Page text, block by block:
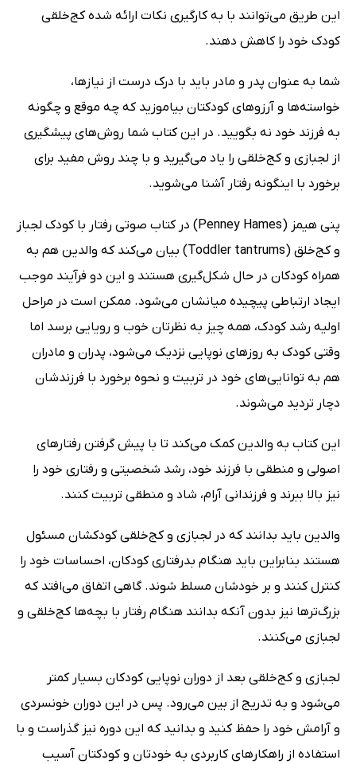
این طریق می‌توانند با به کارگیری نکات ارائه شده کج‌خلقی
کودک خود را کاهش دهند.
شما به عنوان پدر و مادر باید با درک درست از نیازها،
خواسته‌ها و آرزوهای کودکتان بیاموزید که چه موقع و چگونه
به فرزند خود نه بگویید. در این کتاب شما روش‌های پیشگیری
از لجبازی و کج‌خلقی را یاد می‌گیرید و با چند روش مفید برای
برخورد با اینگونه رفتار آشنا می‌شوید.
پنی هیمز (Penney Hames) در کتاب صوتی رفتار با کودک لجباز
و کج‌خلق (Toddler tantrums) بیان می‌کند که والدین هم به
همراه کودکان در حال شکل‌گیری هستند و این دو فرآیند موجب
ایجاد ارتباطی پیچیده میانشان می‌شود. ممکن است در مراحل
اولیه رشد کودک، همه چیز به نظرتان خوب و رویایی برسد اما
وقتی کودک به روزهای نوپایی نزدیک می‌شود، پدران و مادران
هم به توانایی‌های خود در تربیت و نحوه برخورد با فرزندشان
دچار تردید می‌شوند.
این کتاب به والدین کمک می‌کند تا با پیش گرفتن رفتارهای
اصولی و منطقی با فرزند خود، رشد شخصیتی و رفتاری خود را
نیز بالا ببرند و فرزندانی آرام، شاد و منطقی تربیت کنند.
والدین باید بدانند که در لجبازی و کج‌خلقی کودکشان مسئول
هستند بنابراین باید هنگام بدرفتاری کودکان، احساسات خود را
کنترل کنند و بر خودشان مسلط شوند. گاهی اتفاق می‌افتد که
بزرگ‌ترها نیز بدون آنکه بدانند هنگام رفتار با بچه‌ها کج‌خلقی و
لجبازی می‌کنند.
لجبازی و کج‌خلقی بعد از دوران نوپایی کودکان بسیار کمتر
می‌شود و به تدریج از بین می‌رود. پس در این دوران خونسردی
و آرامش خود را حفظ کنید و بدانید که این دوره نیز گذراست و با
استفاده از راهکارهای کاربردی به خودتان و کودکتان آسیب